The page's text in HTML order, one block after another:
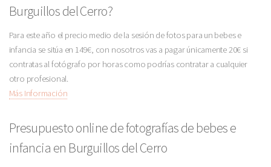
Burguillos del Cerro?
Para este año el precio medio de la sesión de fotos para un bebes e
infancia se sitúa en 149€, con nosotros vas a pagar únicamente 20€ si
contratas al fotógrafo por horas como podrías contratar a cualquier
otro profesional.
Más Información
Presupuesto online de fotografías de bebes e
infancia en Burguillos del Cerro